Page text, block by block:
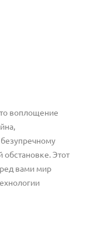
воплощение
безупречному
Этот
вами мир